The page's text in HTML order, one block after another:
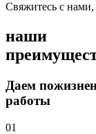
Свяжитесь с нами,
наши
Даем
работы
01